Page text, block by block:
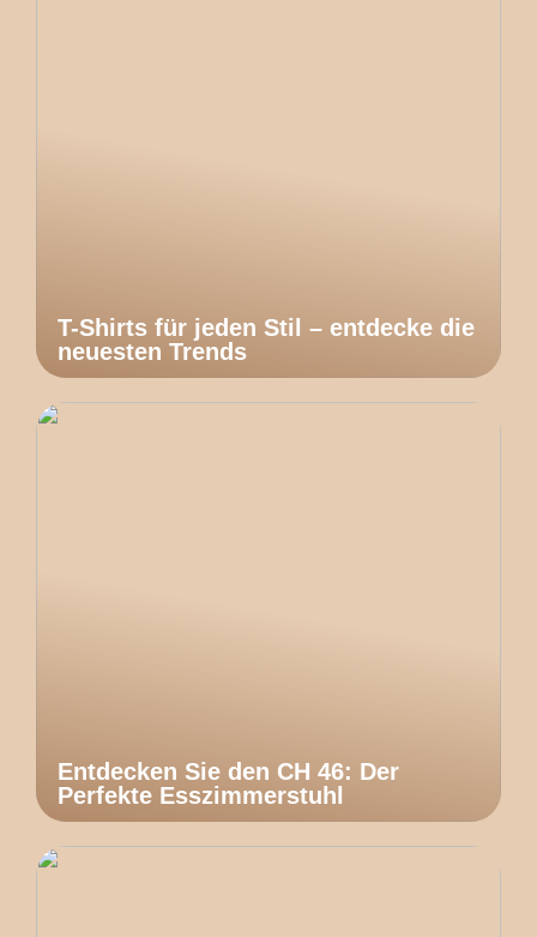
T-Shirts für jeden Stil – entdecke die
neuesten Trends
Entdecken Sie den CH 46: Der
Perfekte Esszimmerstuhl